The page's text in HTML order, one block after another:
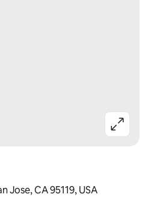
Jose, CA 95119, USA